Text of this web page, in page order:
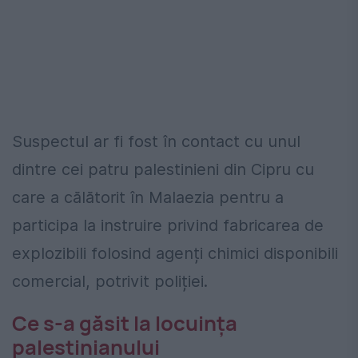
Suspectul ar fi fost în contact cu unul
dintre cei patru palestinieni din Cipru cu
care a călătorit în Malaezia pentru a
participa la instruire privind fabricarea de
explozibili folosind agenți chimici disponibili
comercial, potrivit poliției.
Ce s-a găsit la locuința
palestinianului